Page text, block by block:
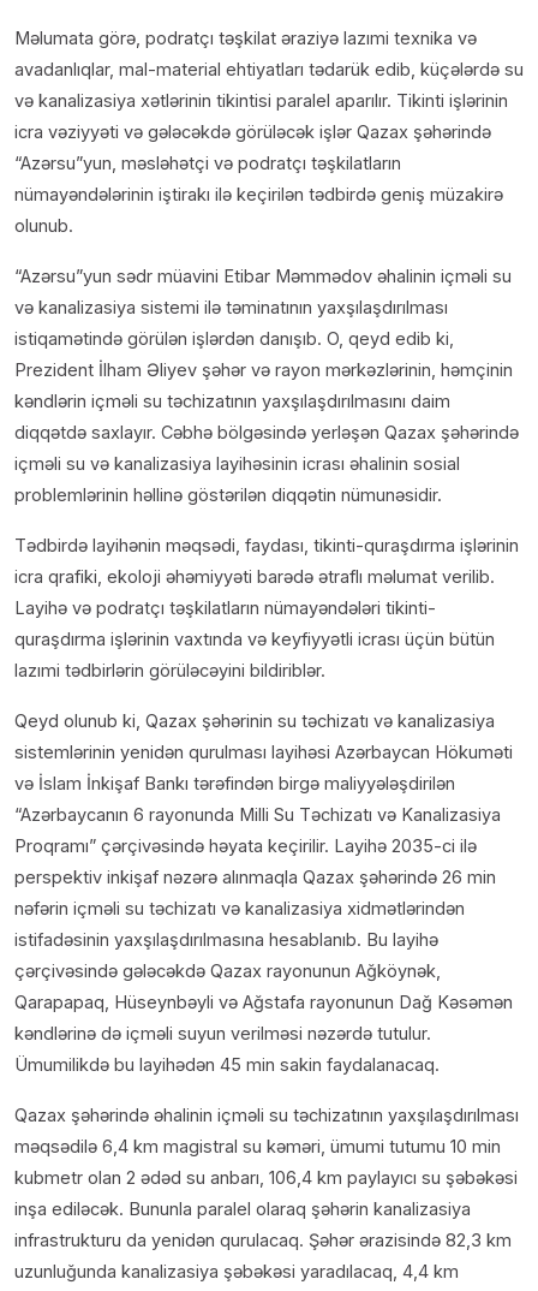
Məlumata görə, podratçı təşkilat əraziyə lazımi texnika və
avadanlıqlar, mal-material ehtiyatları tədarük edib, küçələrdə su
və kanalizasiya xətlərinin tikintisi paralel aparılır. Tikinti işlərinin
icra vəziyyəti və gələcəkdə görüləcək işlər Qazax şəhərində
“Azərsu”yun, məsləhətçi və podratçı təşkilatların
nümayəndələrinin iştirakı ilə keçirilən tədbirdə geniş müzakirə
olunub.
“Azərsu”yun sədr müavini Etibar Məmmədov əhalinin içməli su
və kanalizasiya sistemi ilə təminatının yaxşılaşdırılması
istiqamətində görülən işlərdən danışıb. O, qeyd edib ki,
Prezident İlham Əliyev şəhər və rayon mərkəzlərinin, həmçinin
kəndlərin içməli su təchizatının yaxşılaşdırılmasını daim
diqqətdə saxlayır. Cəbhə bölgəsində yerləşən Qazax şəhərində
içməli su və kanalizasiya layihəsinin icrası əhalinin sosial
problemlərinin həllinə göstərilən diqqətin nümunəsidir.
Tədbirdə layihənin məqsədi, faydası, tikinti-quraşdırma işlərinin
icra qrafiki, ekoloji əhəmiyyəti barədə ətraflı məlumat verilib.
Layihə və podratçı təşkilatların nümayəndələri tikinti-
quraşdırma işlərinin vaxtında və keyfiyyətli icrası üçün bütün
lazımi tədbirlərin görüləcəyini bildiriblər.
Qeyd olunub ki, Qazax şəhərinin su təchizatı və kanalizasiya
sistemlərinin yenidən qurulması layihəsi Azərbaycan Hökuməti
və İslam İnkişaf Bankı tərəfindən birgə maliyyələşdirilən
“Azərbaycanın 6 rayonunda Milli Su Təchizatı və Kanalizasiya
Proqramı” çərçivəsində həyata keçirilir. Layihə 2035-ci ilə
perspektiv inkişaf nəzərə alınmaqla Qazax şəhərində 26 min
nəfərin içməli su təchizatı və kanalizasiya xidmətlərindən
istifadəsinin yaxşılaşdırılmasına hesablanıb. Bu layihə
çərçivəsində gələcəkdə Qazax rayonunun Ağköynək,
Qarapapaq, Hüseynbəyli və Ağstafa rayonunun Dağ Kəsəmən
kəndlərinə də içməli suyun verilməsi nəzərdə tutulur.
Ümumilikdə bu layihədən 45 min sakin faydalanacaq.
Qazax şəhərində əhalinin içməli su təchizatının yaxşılaşdırılması
məqsədilə 6,4 km magistral su kəməri, ümumi tutumu 10 min
kubmetr olan 2 ədəd su anbarı, 106,4 km paylayıcı su şəbəkəsi
inşa ediləcək. Bununla paralel olaraq şəhərin kanalizasiya
infrastrukturu da yenidən qurulacaq. Şəhər ərazisində 82,3 km
uzunluğunda kanalizasiya şəbəkəsi yaradılacaq, 4,4 km